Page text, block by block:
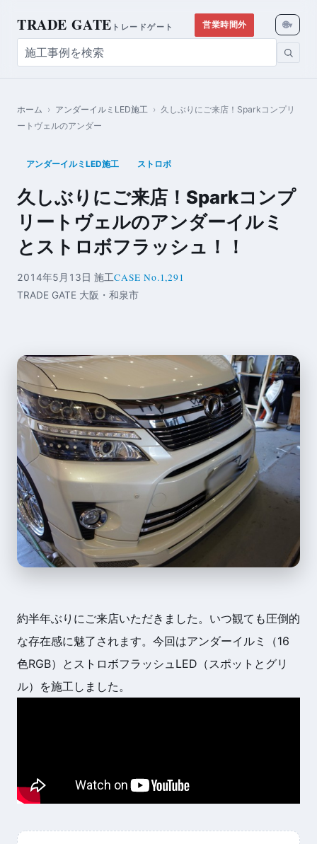
TRADE GATE トレードゲート 営業時間外 🌐▾
ホーム › アンダーイルミLED施工 › 久しぶりにご来店！Sparkコンプリ
ートヴェルのアンダー
アンダーイルミLED施工 ストロボ
久しぶりにご来店！Sparkコンプ
リートヴェルのアンダーイルミ
とストロボフラッシュ！！
2014年5月13日 施工CASE No.1,291
TRADE GATE 大阪・和泉市
約半年ぶりにご来店いただきました。いつ観ても圧倒的
な存在感に魅了されます。今回はアンダーイルミ（16
色RGB）とストロボフラッシュLED（スポットとグリ
ル）を施工しました。